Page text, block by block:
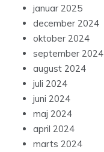
januar 2025
december 2024
oktober 2024
september 2024
august 2024
juli 2024
juni 2024
maj 2024
april 2024
marts 2024